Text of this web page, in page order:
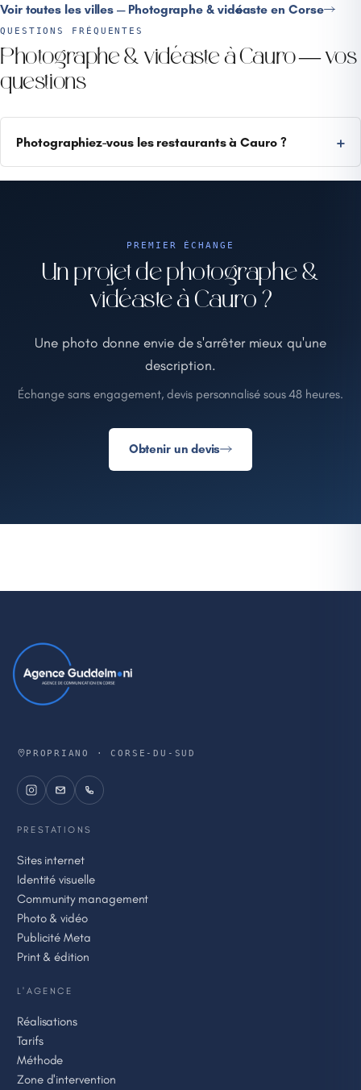
Voir toutes les villes — Photographe & vidéaste en Corse
QUESTIONS FRÉQUENTES
Photographe & vidéaste à Cauro — vos
questions
Photographiez-vous les restaurants à Cauro ?
PREMIER ÉCHANGE
Un projet de photographe &
vidéaste à Cauro ?
Une photo donne envie de s'arrêter mieux qu'une
description.
Échange sans engagement, devis personnalisé sous 48 heures.
Obtenir un devis
PROPRIANO · CORSE-DU-SUD
PRESTATIONS
Sites internet
Identité visuelle
Community management
Photo & vidéo
Publicité Meta
Print & édition
L'AGENCE
Réalisations
Tarifs
Méthode
Zone d'intervention